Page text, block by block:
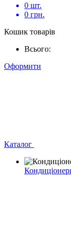
0 шт.
0 грн.
Кошик товарів
Всього:
Оформити
Каталог